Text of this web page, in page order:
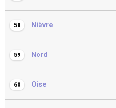
58 Nièvre
59 Nord
60 Oise